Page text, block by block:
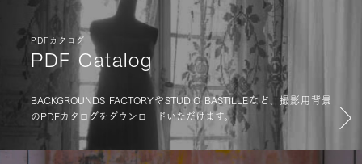
PDFカタログ
PDF Catalog
BACKGROUNDS FACTORYやSTUDIO BASTILLEなど、撮影用背景
のPDFカタログをダウンロードいただけます。